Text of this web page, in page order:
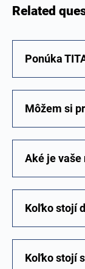
Related
Ponúka
Môžem si
Aké je
Koľko stojí
Koľko stojí